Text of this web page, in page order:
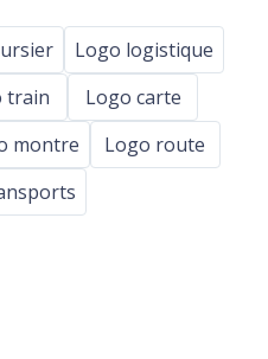
Logo logistique
train
Logo carte
montre
Logo route